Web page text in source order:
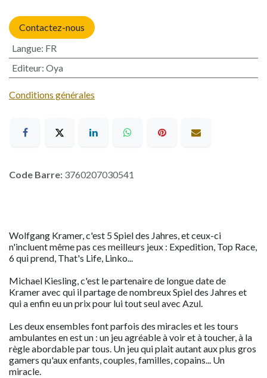
Contactez-nous
Langue: FR
Editeur: Oya
Conditions générales
Code Barre: 3760207030541
Wolfgang Kramer, c'est 5 Spiel des Jahres, et ceux-ci
n'incluent même pas ces meilleurs jeux : Expedition, Top Race,
6 qui prend, That's Life, Linko...
Michael Kiesling, c'est le partenaire de longue date de
Kramer avec qui il partage de nombreux Spiel des Jahres et
qui a enfin eu un prix pour lui tout seul avec Azul.
Les deux ensembles font parfois des miracles et les tours
ambulantes en est un : un jeu agréable à voir et à toucher, à la
règle abordable par tous. Un jeu qui plait autant aux plus gros
gamers qu'aux enfants, couples, familles, copains... Un
miracle.